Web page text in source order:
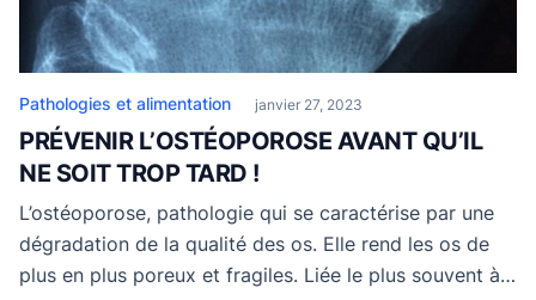
Pathologies et alimentation janvier 27, 2023
PRÉVENIR L’OSTÉOPOROSE AVANT QU’IL
NE SOIT TROP TARD !
L’ostéoporose, pathologie qui se caractérise par une
dégradation de la qualité des os. Elle rend les os de
plus en plus poreux et fragiles. Liée le plus souvent à